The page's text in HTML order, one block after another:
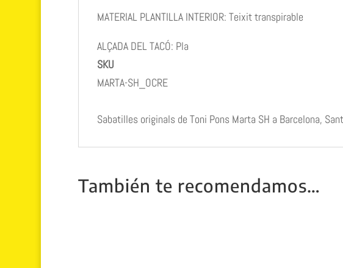
MATERIAL PLANTILLA INTERIOR: Teixit transpirable
ALÇADA DEL TACÓ: Pla
SKU
MARTA-SH_OCRE
Sabatilles originals de Toni Pons Marta SH a Barcelona,
También te recomendamos…